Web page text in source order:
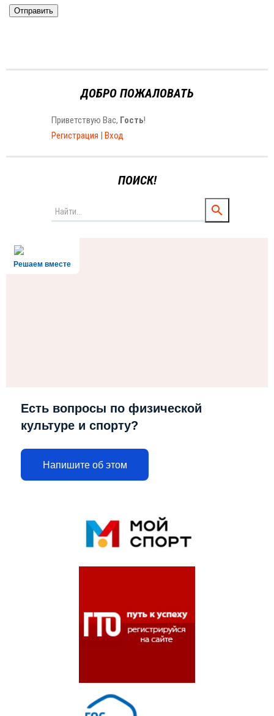
Отправить
ДОБРО ПОЖАЛОВАТЬ
Приветствую Вас, Гость!
Регистрация | Вход
ПОИСК!
Решаем вместе
Есть вопросы по физической
культуре и спорту?
Напишите об этом